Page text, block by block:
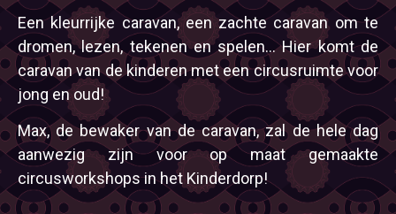
Een kleurrijke caravan, een zachte caravan om te
dromen, lezen, tekenen en spelen… Hier komt de
caravan van de kinderen met een circusruimte voor
jong en oud!
Max, de bewaker van de caravan, zal de hele dag
aanwezig zijn voor op maat gemaakte
circusworkshops in het Kinderdorp!